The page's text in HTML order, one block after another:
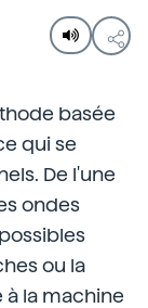
basée
qui se
De l'une
ondes
ou la
à la machine